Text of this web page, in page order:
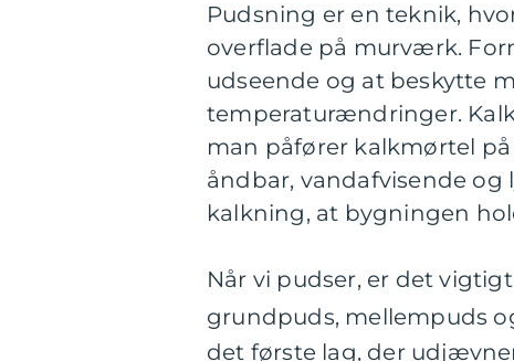
Pudsning er en teknik,
overflade på murværk.
udseende og at beskytte
temperaturændringer.
man påfører kalkmørtel
åndbar, vandafvisende og
kalkning, at bygningen
Når vi pudser, er det
grundpuds, mellempuds
det første lag, der